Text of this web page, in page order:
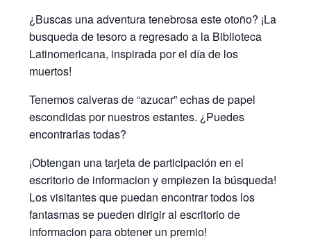
¿Buscas una adventura tenebrosa este otoño? ¡La
busqueda de tesoro a regresado a la Biblioteca
Latinomericana, inspirada por el día de los
muertos!
Tenemos calveras de “azucar” echas de papel
escondidas por nuestros estantes. ¿Puedes
encontrarlas todas?
¡Obtengan una tarjeta de participación en el
escritorio de informacion y empiezen la búsqueda!
Los visitantes que puedan encontrar todos los
fantasmas se pueden dirigir al escritorio de
informacion para obtener un premio!